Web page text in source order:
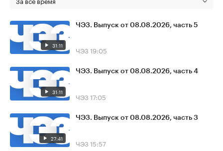
31:11
ЧЭЗ. Выпуск от 08.08.2026, часть 5
ЧЭЗ 19:05
31:11
ЧЭЗ. Выпуск от 08.08.2026, часть 4
ЧЭЗ 17:05
27:41
ЧЭЗ. Выпуск от 08.08.2026, часть 3
ЧЭЗ 15:57